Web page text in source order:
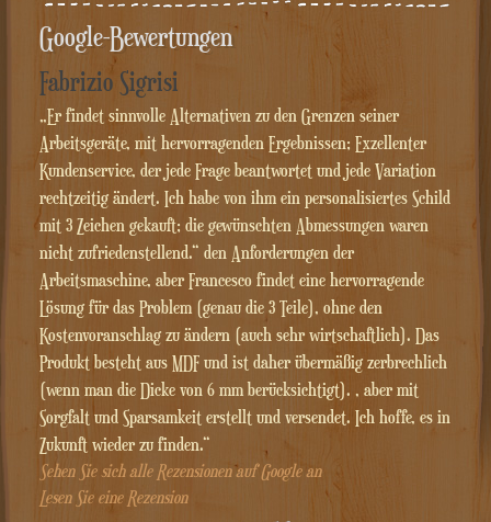
Google-Bewertungen
Fabrizio Sigrisi
„Er findet sinnvolle Alternativen zu den Grenzen seiner
Arbeitsgeräte, mit hervorragenden Ergebnissen; Exzellenter
Kundenservice, der jede Frage beantwortet und jede Variation
rechtzeitig ändert. Ich habe von ihm ein personalisiertes Schild
mit 3 Zeichen gekauft; die gewünschten Abmessungen waren
nicht zufriedenstellend.“ den Anforderungen der
Arbeitsmaschine, aber Francesco findet eine hervorragende
Lösung für das Problem (genau die 3 Teile), ohne den
Kostenvoranschlag zu ändern (auch sehr wirtschaftlich). Das
Produkt besteht aus MDF und ist daher übermäßig zerbrechlich
(wenn man die Dicke von 6 mm berücksichtigt). , aber mit
Sorgfalt und Sparsamkeit erstellt und versendet. Ich hoffe, es in
Zukunft wieder zu finden.“
Sehen Sie sich alle Rezensionen auf Google an
Lesen Sie eine Rezension